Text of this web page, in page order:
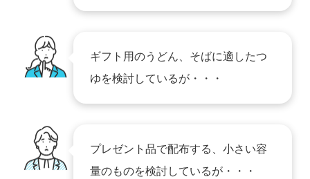
ギフト用のうどん、そばに適したつ
ゆを検討しているが・・・
プレゼント品で配布する、小さい容
量のものを検討しているが・・・